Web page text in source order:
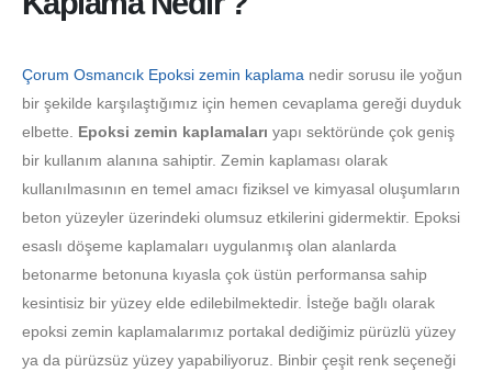
Çorum Osmancık Epoksi zemin kaplama nedir sorusu ile yoğun
bir şekilde karşılaştığımız için hemen cevaplama gereği duyduk
elbette. Epoksi zemin kaplamaları yapı sektöründe çok geniş
bir kullanım alanına sahiptir. Zemin kaplaması olarak
kullanılmasının en temel amacı fiziksel ve kimyasal oluşumların
beton yüzeyler üzerindeki olumsuz etkilerini gidermektir. Epoksi
esaslı döşeme kaplamaları uygulanmış olan alanlarda
betonarme betonuna kıyasla çok üstün performansa sahip
kesintisiz bir yüzey elde edilebilmektedir. İsteğe bağlı olarak
epoksi zemin kaplamalarımız portakal dediğimiz pürüzlü yüzey
ya da pürüzsüz yüzey yapabiliyoruz. Binbir çeşit renk seçeneği